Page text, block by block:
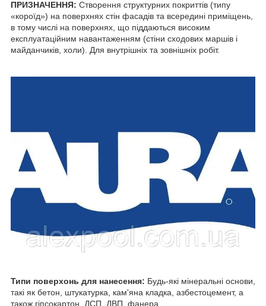
ПРИЗНАЧЕННЯ: Створення структурних покриттів (типу
«короїд») на поверхнях стін фасадів та всередині приміщень,
в тому числі на поверхнях, що піддаються високим
експлуатаційним навантаженням (стіни сходових маршів і
майданчиків, холи). Для внутрішніх та зовнішніх робіт.
Типи поверхонь для нанесення: Будь-які мінеральні основи,
такі як бетон, штукатурка, кам'яна кладка, азбестоцемент, а
також гіпсокартон, ДСП, ДВП, фанера.